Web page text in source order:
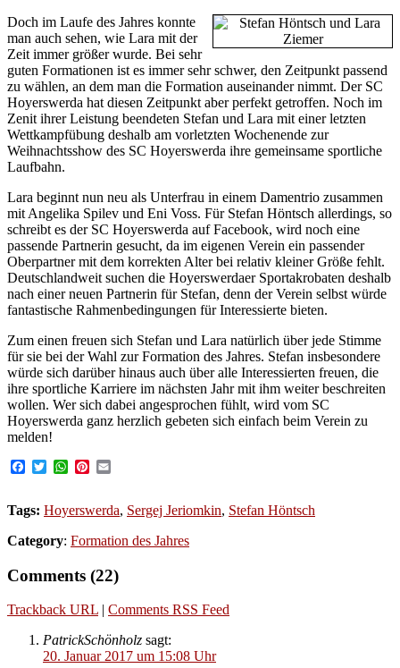
Doch im Laufe des Jahres konnte
man auch sehen, wie Lara mit der
Zeit immer größer wurde. Bei sehr
guten Formationen ist es immer sehr schwer, den Zeitpunkt passend
zu wählen, an dem man die Formation auseinander nimmt. Der SC
Hoyerswerda hat diesen Zeitpunkt aber perfekt getroffen. Noch im
Zenit ihrer Leistung beendeten Stefan und Lara mit einer letzten
Wettkampfübung deshalb am vorletzten Wochenende zur
Weihnachtsshow des SC Hoyerswerda ihre gemeinsame sportliche
Laufbahn.
Lara beginnt nun neu als Unterfrau in einem Damentrio zusammen
mit Angelika Spilev und Eni Voss. Für Stefan Höntsch allerdings, so
schreibt es der SC Hoyerswerda auf Facebook, wird noch eine
passende Partnerin gesucht, da im eigenen Verein ein passender
Oberpartner mit dem korrekten Alter bei relativ kleiner Größe fehlt.
Deutschlandweit suchen die Hoyerswerdaer Sportakrobaten deshalb
nach einer neuen Partnerin für Stefan, denn der Verein selbst würde
fantastische Rahmenbedingungen für Interessierte bieten.
Zum einen freuen sich Stefan und Lara natürlich über jede Stimme
für sie bei der Wahl zur Formation des Jahres. Stefan insbesondere
würde sich darüber hinaus auch über alle Interessierten freuen, die
ihre sportliche Karriere im nächsten Jahr mit ihm weiter beschreiten
wollen. Wer sich dabei angesprochen fühlt, wird vom SC
Hoyerswerda ganz herzlich gebeten sich einfach beim Verein zu
melden!
Facebook
TwitterWhatsApp
Pinterest
Tags: Hoyerswerda, Sergej Jeriomkin, Stefan Höntsch
Category: Formation des Jahres
Comments (22)
Trackback URL | Comments RSS Feed
PatrickSchönholz sagt:
20. Januar 2017 um 15:08 Uhr